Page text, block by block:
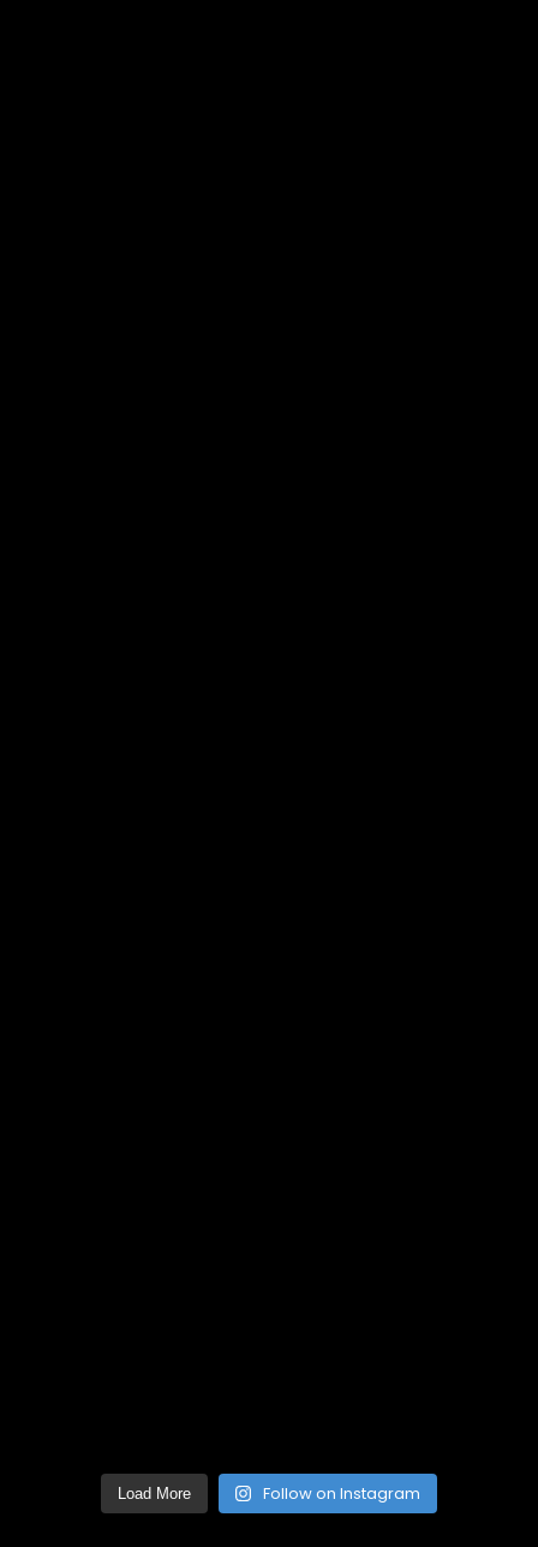
Load More Follow on Instagram